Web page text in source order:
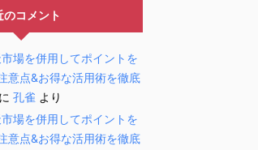
のコメント
場を併用してポイントを
意点&お得な活用術を徹底
に 孔雀 より
場を併用してポイントを
意点&お得な活用術を徹底